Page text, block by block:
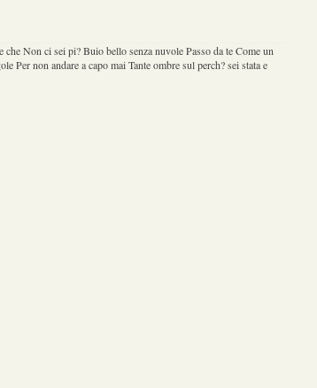
che Non ci sei pi? Buio bello senza nuvole Passo da te Come un
Per non andare a capo mai Tante ombre sul perch? sei stata e